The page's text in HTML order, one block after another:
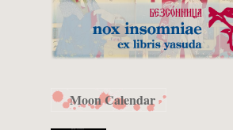
Moon Calendar